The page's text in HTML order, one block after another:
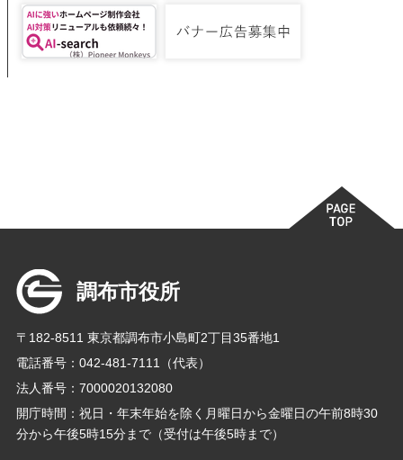
調布市役所
〒182-8511 東京都調布市小島町2丁目35番地1
電話番号：042-481-7111（代表）
法人番号：7000020132080
開庁時間：祝日・年末年始を除く月曜日から金曜日の午前8時30
分から午後5時15分まで（受付は午後5時まで）